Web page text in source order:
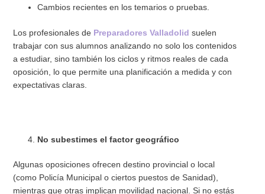
Cambios recientes en los temarios o pruebas.
Los profesionales de Preparadores Valladolid suelen
trabajar con sus alumnos analizando no solo los contenidos
a estudiar, sino también los ciclos y ritmos reales de cada
oposición, lo que permite una planificación a medida y con
expectativas claras.
No subestimes el factor geográfico
Algunas oposiciones ofrecen destino provincial o local
(como Policía Municipal o ciertos puestos de Sanidad),
mientras que otras implican movilidad nacional. Si no estás